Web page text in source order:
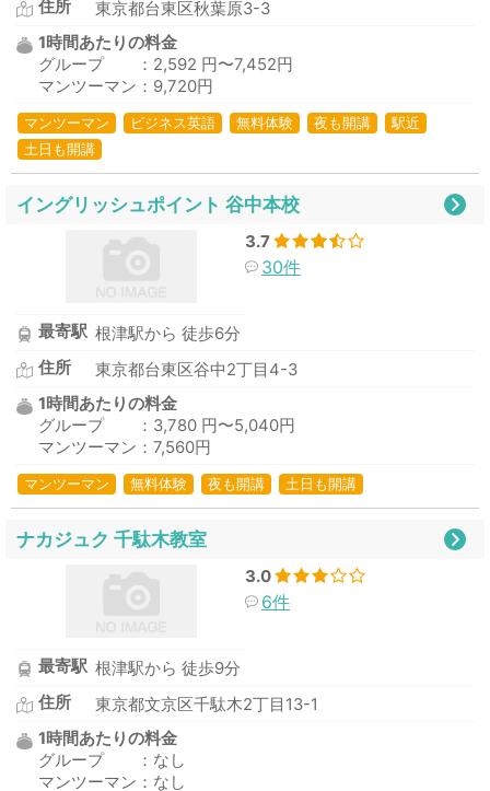
住所
東京都台東区秋葉原3-3
1時間あたりの料金
グループ ：2,592 円〜7,452円
マンツーマン：9,720円
マンツーマン ビジネス英語 無料体験 夜も開講
駅近
土日も開講
イングリッシュポイント 谷中本校
3.7
30件
最寄駅 根津駅から 徒歩6分
住所
東京都台東区谷中2丁目4-3
1時間あたりの料金
グループ ：3,780 円〜5,040円
マンツーマン：7,560円
マンツーマン 無料体験 夜も開講 土日も開講
ナカジュク 千駄木教室
3.0
6件
最寄駅 根津駅から 徒歩9分
住所
東京都文京区千駄木2丁目13-1
1時間あたりの料金
グループ ：なし
マンツーマン：なし